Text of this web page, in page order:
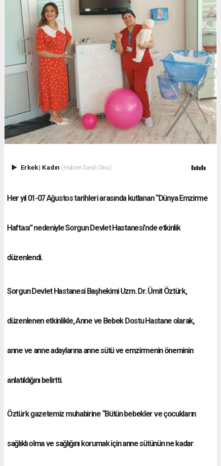
Erkek| Kadın (Haberi Sesli Oku)
Her yıl 01-07 Ağustos tarihleri arasında kutlanan “Dünya Emzirme
Haftası” nedeniyle Sorgun Devlet Hastanesi’nde etkinlik
düzenlendi.
Sorgun Devlet Hastanesi Başhekimi Uzm. Dr. Ümit Öztürk,
düzenlenen etkinlikle, Anne ve Bebek Dostu Hastane olarak,
anne ve anne adaylarına anne sütü ve emzirmenin öneminin
anlatıldığını belirtti.
Öztürk gazetemiz muhabirine “Bütün bebekler ve çocukların
sağlıklı olma ve sağlığını korumak için anne sütünün ne kadar